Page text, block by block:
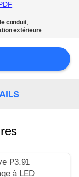
conduit,
extérieure
P3.91
à LED